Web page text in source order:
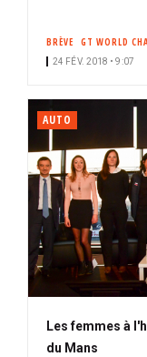
BRÈVE GT WORLD
24 FÉV. 2018 • 9:07
AUTO
Les femmes à
du Mans